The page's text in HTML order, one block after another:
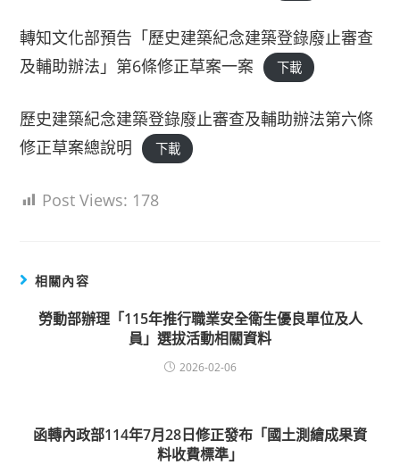
轉知文化部預告「歷史建築紀念建築登錄廢止審查
及輔助辦法」第6條修正草案一案
下載
歷史建築紀念建築登錄廢止審查及輔助辦法第六條
修正草案總說明
下載
Post Views: 178
相關內容
勞動部辦理「115年推行職業安全衛生優良單位及人
員」選拔活動相關資料
2026-02-06
函轉內政部114年7月28日修正發布「國土測繪成果資
料收費標準」